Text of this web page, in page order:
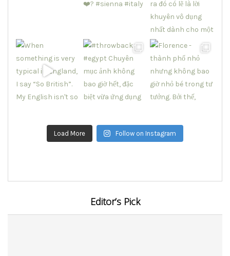
Load More Follow on Instagram
Editor’s Pick